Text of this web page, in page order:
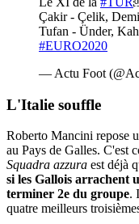
Çakir - Çelik,
Tufan - Ünder,
#EURO2020
— Actu Foot
L'Italie souffle
Roberto Mancini repose
au Pays de Galles. C'est
Squadra azzura est déjà
si les Gallois arrachent
terminer 2e du groupe.
quatre meilleurs